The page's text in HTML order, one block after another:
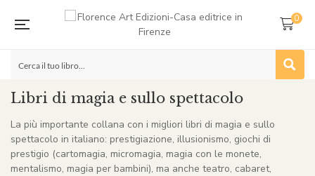
0
Libri di magia e sullo spettacolo
La più importante collana con i migliori libri di magia e sullo
spettacolo in italiano: prestigiazione, illusionismo, giochi di
prestigio (cartomagia, micromagia, magia con le monete,
mentalismo, magia per bambini), ma anche teatro, cabaret,